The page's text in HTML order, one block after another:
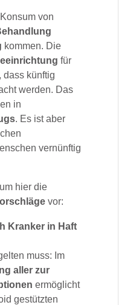
von
kommen. Die
für
dass künftig
werden. Das
in
. Es ist aber
vernünftig
hier die
vor:
Kranker in Haft
muss: Im
aller zur
ermöglicht
gestützten